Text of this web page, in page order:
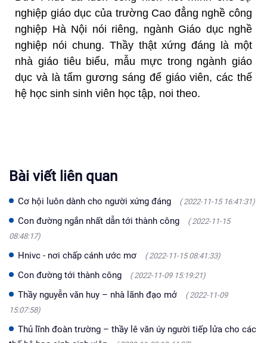
nghiệp giáo dục của trường Cao đẳng nghề công
nghiệp Hà Nội nói riêng, ngành Giáo dục nghề
nghiệp nói chung. Thầy thật xứng đáng là một
nhà giáo tiêu biểu, mẫu mực trong ngành giáo
dục và là tấm gương sáng để giáo viên, các thế
hệ học sinh sinh viên học tập, noi theo.
Bài viết liên quan
Cơ hội luôn dành cho người xứng đáng ( 2022-11-15 16:41:31)
Con đường ngắn nhất dẫn tới thành công
( 2022-11-15
08:48:17)
Hnivc - nơi chấp cánh ước mơ ( 2022-11-15 08:41:33)
Con đường tới thành công ( 2022-11-09 15:19:21)
Thầy nguyễn văn huy – nhà lãnh đạo mở
( 2022-11-09
15:07:58)
Thủ lĩnh đoàn trường – thầy lê văn úy người tiếp lửa cho các